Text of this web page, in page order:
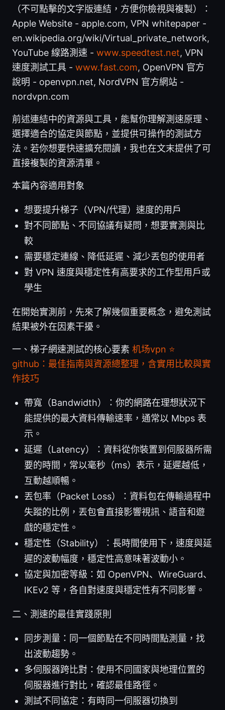
（不可點擊的文字版連結，方便你檢視與複製）：
Apple Website - apple.com, VPN whitepaper -
en.wikipedia.org/wiki/Virtual_private_network,
YouTube 線路測速 - www.speedtest.net, VPN
速度測試工具 - www.fast.com, OpenVPN 官方
說明 - openvpn.net, NordVPN 官方網站 -
nordvpn.com
前述連結中的資源與工具，能幫你理解測速原理、
選擇適合的協定與節點，並提供可操作的測試方
法。若你想要快速擴充閱讀，我也在文末提供了可
直接複製的資源清單。
本篇內容適用對象
想要提升梯子（VPN/代理）速度的用戶
對不同節點、不同協議有疑問，想要實測與比
較
需要穩定連線、降低延遲、減少丟包的使用者
對 VPN 速度與穩定性有高要求的工作型用戶或
學生
在開始實測前，先來了解幾個重要概念，避免測試
結果被外在因素干擾。
一、梯子網速測試的核心要素 机场vpn ⭐
github：最佳指南與資源總整理，含實用比較與實
作技巧
帶寬（Bandwidth）：你的網路在理想狀況下
能提供的最大資料傳輸速率，通常以 Mbps 表
示。
延遲（Latency）：資料從你裝置到伺服器所需
要的時間，常以毫秒（ms）表示，延遲越低，
互動越順暢。
丟包率（Packet Loss）：資料包在傳輸過程中
失蹤的比例，丟包會直接影響視訊、語音和遊
戲的穩定性。
穩定性（Stability）：長時間使用下，速度與延
遲的波動幅度，穩定性高意味著波動小。
協定與加密等級：如 OpenVPN、WireGuard、
IKEv2 等，各自對速度與穩定性有不同影響。
二、測速的最佳實踐原則
同步測量：同一個節點在不同時間點測量，找
出波動趨勢。
多伺服器跨比對：使用不同國家與地理位置的
伺服器進行對比，確認最佳路徑。
測試不同協定：有時同一伺服器切換到